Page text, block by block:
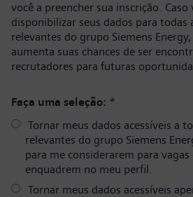
você a preencher sua inscrição. Caso
disponibilizar seus dados para todas
relevantes do grupo Siemens
aumenta suas chances de ser
recrutadores para futuras
Faça uma seleção: *
Tornar meus dados acessíveis a
relevantes do grupo Siemens
para me considerarem para
enquadrem no meu perfil.
Tornar meus dados acessíveis